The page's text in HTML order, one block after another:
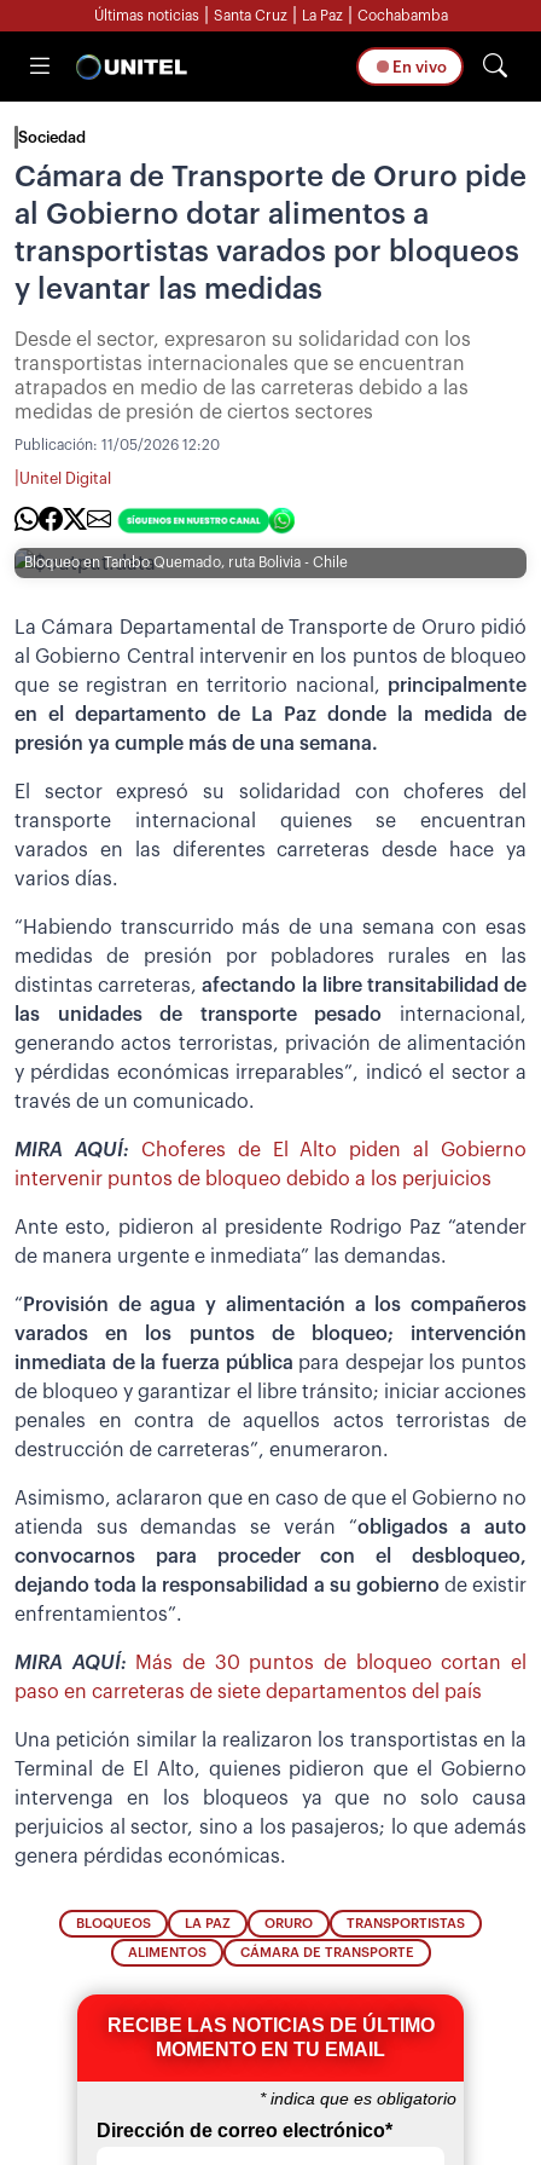
Últimas noticias Santa Cruz La Paz Cochabamba
En vivo
Sociedad
Cámara de Transporte de Oruro pide
al Gobierno dotar alimentos a
transportistas varados por bloqueos
y levantar las medidas
Desde el sector, expresaron su solidaridad con los
transportistas internacionales que se encuentran
atrapados en medio de las carreteras debido a las
medidas de presión de ciertos sectores
Publicación: 11/05/2026 12:20
Unitel Digital
Bloqueo en Tambo Quemado, ruta Bolivia - Chile
La Cámara Departamental de Transporte de Oruro pidió
al Gobierno Central intervenir en los puntos de bloqueo
que se registran en territorio nacional, principalmente
en el departamento de La Paz donde la medida de
presión ya cumple más de una semana.
El sector expresó su solidaridad con choferes del
transporte internacional quienes se encuentran
varados en las diferentes carreteras desde hace ya
varios días.
“Habiendo transcurrido más de una semana con esas
medidas de presión por pobladores rurales en las
distintas carreteras,afectando la libre transitabilidad de
las unidades de transporte pesado internacional,
generando actos terroristas, privación de alimentación
y pérdidas económicas irreparables”, indicó el sector a
través de un comunicado.
MIRA AQUÍ: Choferes de El Alto piden al Gobierno
intervenir puntos de bloqueo debido a los perjuicios
Ante esto, pidieron al presidente Rodrigo Paz “atender
de manera urgente e inmediata” las demandas.
“ Provisión de agua y alimentación a los compañeros
varados en los puntos de bloqueo; intervención
inmediata de la fuerza pública para despejar los puntos
de bloqueo y garantizar el libre tránsito; iniciar acciones
penales en contra de aquellos actos terroristas de
destrucción de carreteras”, enumeraron.
Asimismo, aclararon que en caso de que el Gobierno no
atienda sus demandas se verán “obligados a auto
convocarnos para proceder con el desbloqueo,
dejando toda la responsabilidad a su gobiernode existir
enfrentamientos”.
MIRA AQUÍ:
Más de 30 puntos de bloqueo cortan el
paso en carreteras de siete departamentos del país
Una petición similar la realizaron los transportistas en la
Terminal de El Alto, quienes pidieron que el Gobierno
intervenga en los bloqueos ya que no solo causa
perjuicios al sector, sino a los pasajeros; lo que además
genera pérdidas económicas.
BLOQUEOS LA PAZ ORURO TRANSPORTISTAS
ALIMENTOS CÁMARA DE TRANSPORTE
RECIBE LAS NOTICIAS DE ÚLTIMO
MOMENTO EN TU EMAIL
*indica que es obligatorio
Dirección de correo electrónico*